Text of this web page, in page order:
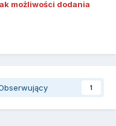
możliwości dodania
1